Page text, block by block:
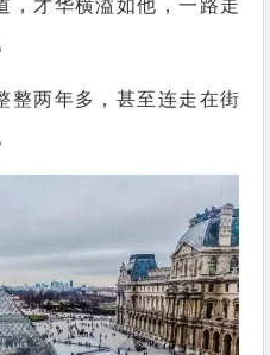
，才华横溢如他，一路走
整两年多，甚至连走在街